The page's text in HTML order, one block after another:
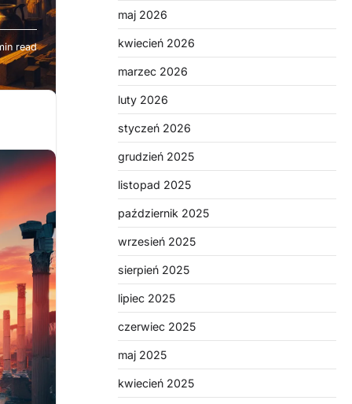
read
maj 2026
kwiecień 2026
marzec 2026
luty 2026
styczeń 2026
grudzień 2025
listopad 2025
październik 2025
wrzesień 2025
sierpień 2025
lipiec 2025
czerwiec 2025
maj 2025
kwiecień 2025